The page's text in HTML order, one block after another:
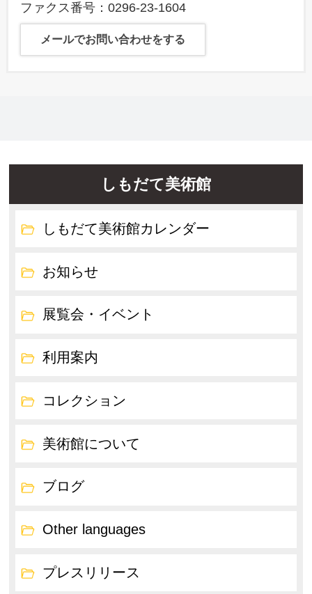
ファクス番号：0296-23-1604
メールでお問い合わせをする
しもだて美術館
しもだて美術館カレンダー
お知らせ
展覧会・イベント
利用案内
コレクション
美術館について
ブログ
Other languages
プレスリリース